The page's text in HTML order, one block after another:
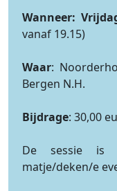
Wanneer:
vanaf 19.15)
Waar:
Bergen N.H.
Bijdrage: 30,00
De sessie is
matje/deken/e